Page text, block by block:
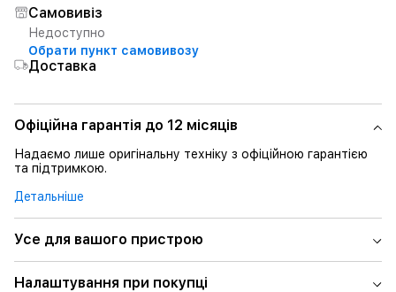
Самовивіз
Недоступно
Обрати пункт самовивозу
Доставка
Офіційна гарантія до 12 місяців
Надаємо лише оригінальну техніку з офіційною гарантією
та підтримкою.
Детальніше
Усе для вашого пристрою
Налаштування при покупці